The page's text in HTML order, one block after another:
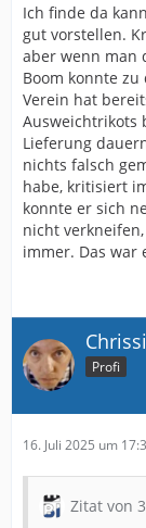
Ich finde da
gut vorstellen.
aber wenn man
Boom konnte
Verein hat
Ausweichtrikots
Lieferung
nichts falsch
habe, kritisiert
konnte er sich
nicht
immer. Das war
Profi
16. Juli 2025 um
Zitat von